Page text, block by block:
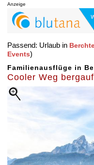
Anzeige
Passend: Urlaub in
Events)
Familienausflüge in
Cooler Weg